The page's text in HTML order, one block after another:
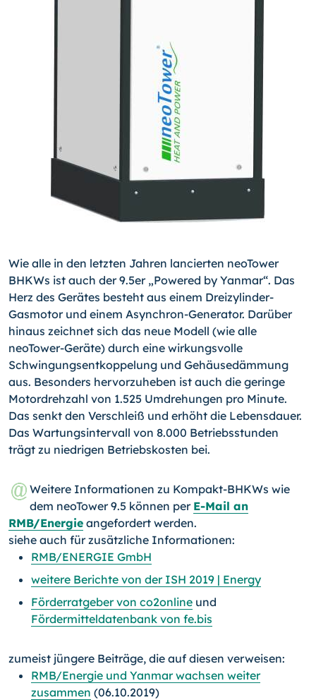
Wie alle in den letzten Jahren lancierten neoTower
BHKWs ist auch der 9.5er „Powered by Yanmar“. Das
Herz des Gerätes besteht aus einem Dreizylinder-
Gasmotor und einem Asyn­chron-Generator. Darüber
hinaus zeichnet sich das neue Modell (wie alle
neoTower-Geräte) durch eine wirkungsvolle
Schwingungsentkoppelung und Gehäusedämmung
aus. Besonders hervorzuheben ist auch die geringe
Motordrehzahl von 1.525 Umdrehungen pro Minute.
Das senkt den Verschleiß und erhöht die Lebensdauer.
Das Wartungsintervall von 8.000 Betriebsstunden
trägt zu niedrigen Betriebskosten bei.
Weitere Informationen zu Kompakt-BHKWs wie
dem neoTower 9.5 können per E-Mail an
RMB/Energie angefordert werden.
siehe auch für zusätzliche Informationen:
RMB/ENERGIE GmbH
weitere Berichte von der ISH 2019 | Energy
Förderratgeber von co2online und
Fördermitteldatenbank von fe.bis
zumeist jüngere Beiträge, die auf diesen verweisen:
RMB/Energie und Yanmar wachsen weiter
zusammen (06.10.2019)